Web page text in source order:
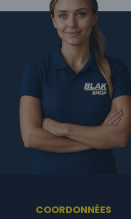
COORDONNÉES